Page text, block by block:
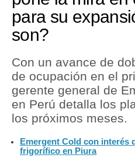
Política
Tu Dinero
Finanzas Personales
Inmobiliarias
Plus G
Editorial
para su
son?
Con un avance de
de ocupación en el
gerente general de
en Perú detalla los
los próximos meses.
Emergent Cold con interés
frigorífico en Piura